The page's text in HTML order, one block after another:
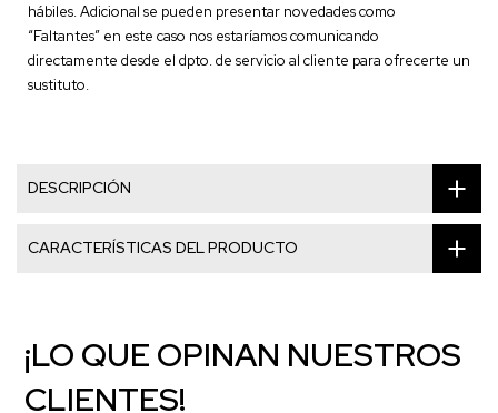
hábiles. Adicional se pueden presentar novedades como
“Faltantes” en este caso nos estaríamos comunicando
directamente desde el dpto. de servicio al cliente para ofrecerte un
sustituto.
DESCRIPCIÓN
CARACTERÍSTICAS DEL PRODUCTO
¡LO QUE OPINAN NUESTROS
CLIENTES!